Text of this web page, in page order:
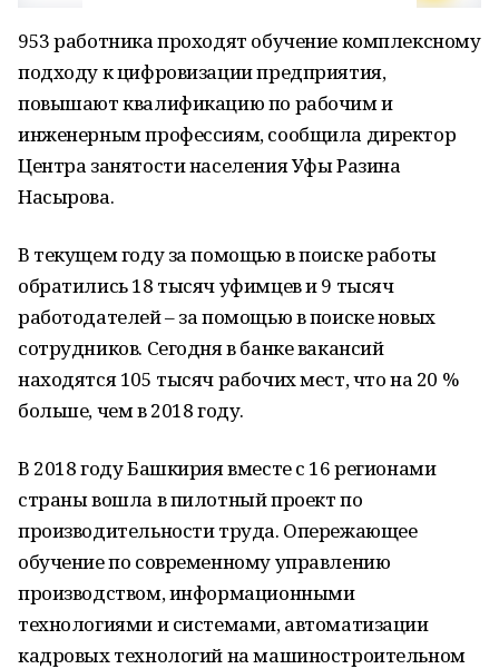
953 работника проходят обучение комплексному
подходу к цифровизации предприятия,
повышают квалификацию по рабочим и
инженерным профессиям, сообщила директор
Центра занятости населения Уфы Разина
Насырова.
В текущем году за помощью в поиске работы
обратились 18 тысяч уфимцев и 9 тысяч
работодателей – за помощью в поиске новых
сотрудников. Сегодня в банке вакансий
находятся 105 тысяч рабочих мест, что на 20 %
больше, чем в 2018 году.
В 2018 году Башкирия вместе с 16 регионами
страны вошла в пилотный проект по
производительности труда. Опережающее
обучение по современному управлению
производством, информационными
технологиями и системами, автоматизации
кадровых технологий на машиностроительном